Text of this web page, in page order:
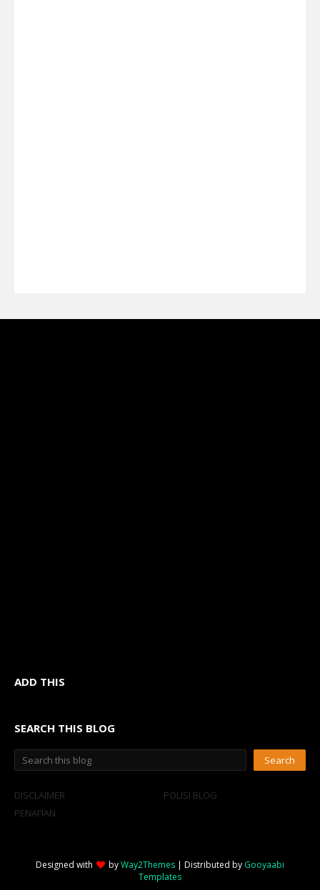
ADD THIS
SEARCH THIS BLOG
DISCLAIMER
POLISI BLOG
PENAFIAN
Designed with byWay2Themes | Distributed by Gooyaabi
Templates